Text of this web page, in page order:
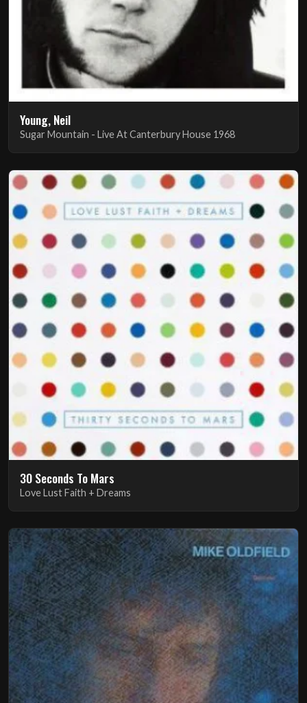
Young, Neil
Sugar Mountain - Live At Canterbury House 1968
30 Seconds To Mars
Love Lust Faith + Dreams